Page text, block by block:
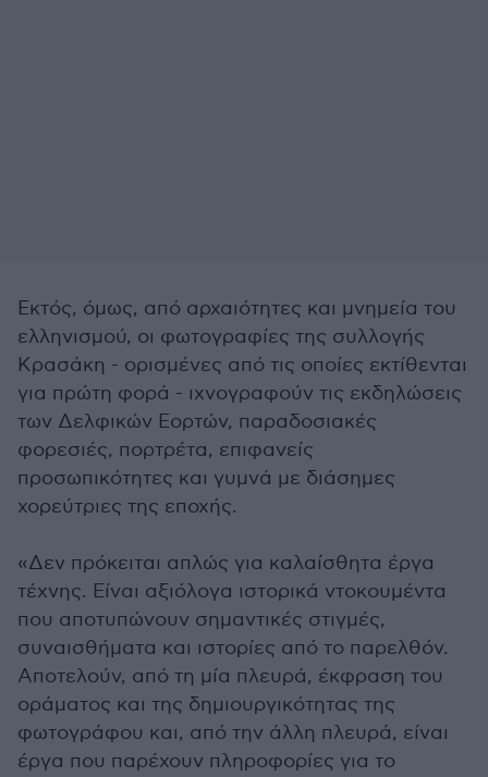
Εκτός, όμως, από αρχαιότητες και μνημεία του
ελληνισμού, οι φωτογραφίες της συλλογής
Κρασάκη - ορισμένες από τις οποίες εκτίθενται
για πρώτη φορά - ιχνογραφούν τις εκδηλώσεις
των Δελφικών Εορτών, παραδοσιακές
φορεσιές, πορτρέτα, επιφανείς
προσωπικότητες και γυμνά με διάσημες
χορεύτριες της εποχής.
«Δεν πρόκειται απλώς για καλαίσθητα έργα
τέχνης. Είναι αξιόλογα ιστορικά ντοκουμέντα
που αποτυπώνουν σημαντικές στιγμές,
συναισθήματα και ιστορίες από το παρελθόν.
Αποτελούν, από τη μία πλευρά, έκφραση του
οράματος και της δημιουργικότητας της
φωτογράφου και, από την άλλη πλευρά, είναι
έργα που παρέχουν πληροφορίες για το